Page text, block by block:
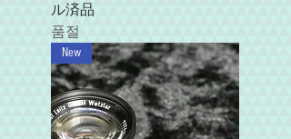
ル済品
품절
New